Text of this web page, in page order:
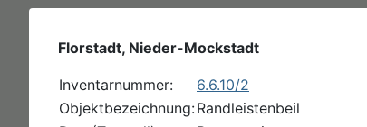
Florstadt, Nieder-Mockstadt
Inventarnummer:
6.6.10/2
Objektbezeichnung:Randleistenbeil